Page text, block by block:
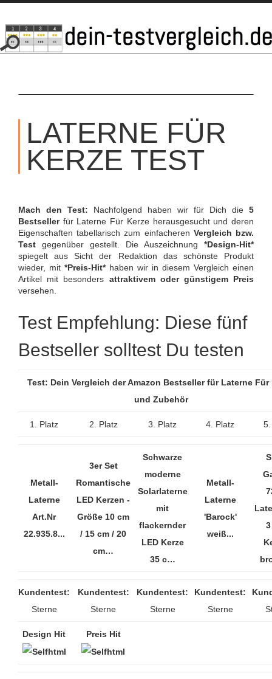
SKIP
CONTENT
LATERNE FÜR
KERZE TEST
Mach den Test: Nachfolgend haben wir für Dich die 5
Bestsellerfür Laterne Für Kerze herausgesucht und deren
Eigenschaften tabellarisch zum einfacheren Vergleich bzw.
Test gegenüber gestellt. Die Auszeichnung *Design-Hit*
spiegelt aus Sicht der Redaktion das schönste Produkt
wieder, mit *Preis-Hit*haben wir in diesem Vergleich einen
Artikel mit besonders attraktivem oder günstigem Preis
versehen.
Test Empfehlung: Diese fünf
Bestseller solltest Du testen
Test: Dein Vergleich der Amazon Bestseller für Laterne Für
und Zubehör
1. Platz 2. Platz 3. Platz 4. Platz
Metall-
Laterne
Art.Nr
22.935.8...
3er Set
Romantische
LED Kerzen -
Größe 10 cm
/ 15 cm / 20
cm…
Schwarze
moderne
Solarlaterne
mit
flackernder
LED Kerze
35 c…
Metall-
Laterne
'Barock'
weiß...
Kundentest:
Sterne
Kundentest:
Sterne
Kundentest:
Sterne
Kundentest:
Sterne
Design Hit Preis Hit